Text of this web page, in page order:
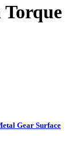
Gear Surface